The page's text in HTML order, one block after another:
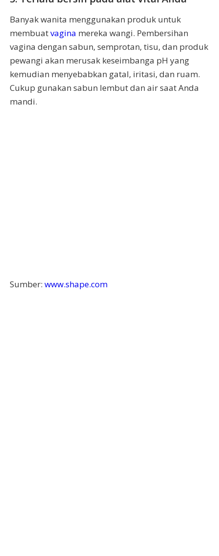
Banyak wanita menggunakan produk untuk
membuatvagina mereka wangi. Pembersihan
vagina dengan sabun, semprotan, tisu, dan produk
pewangi akan merusak keseimbanga pH yang
kemudian menyebabkan gatal, iritasi, dan ruam.
Cukup gunakan sabun lembut dan air saat Anda
mandi.
Sumber: www.shape.com